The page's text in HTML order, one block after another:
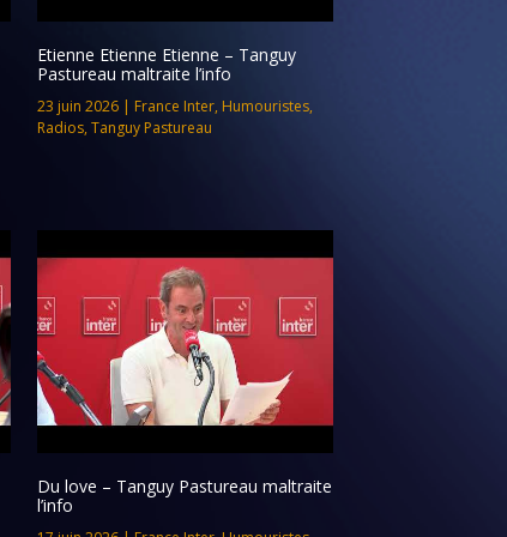
Etienne Etienne Etienne – Tanguy
Pastureau maltraite l’info
23 juin 2026| France Inter, Humouristes,
Radios, Tanguy Pastureau
Du love – Tanguy Pastureau maltraite
l’info